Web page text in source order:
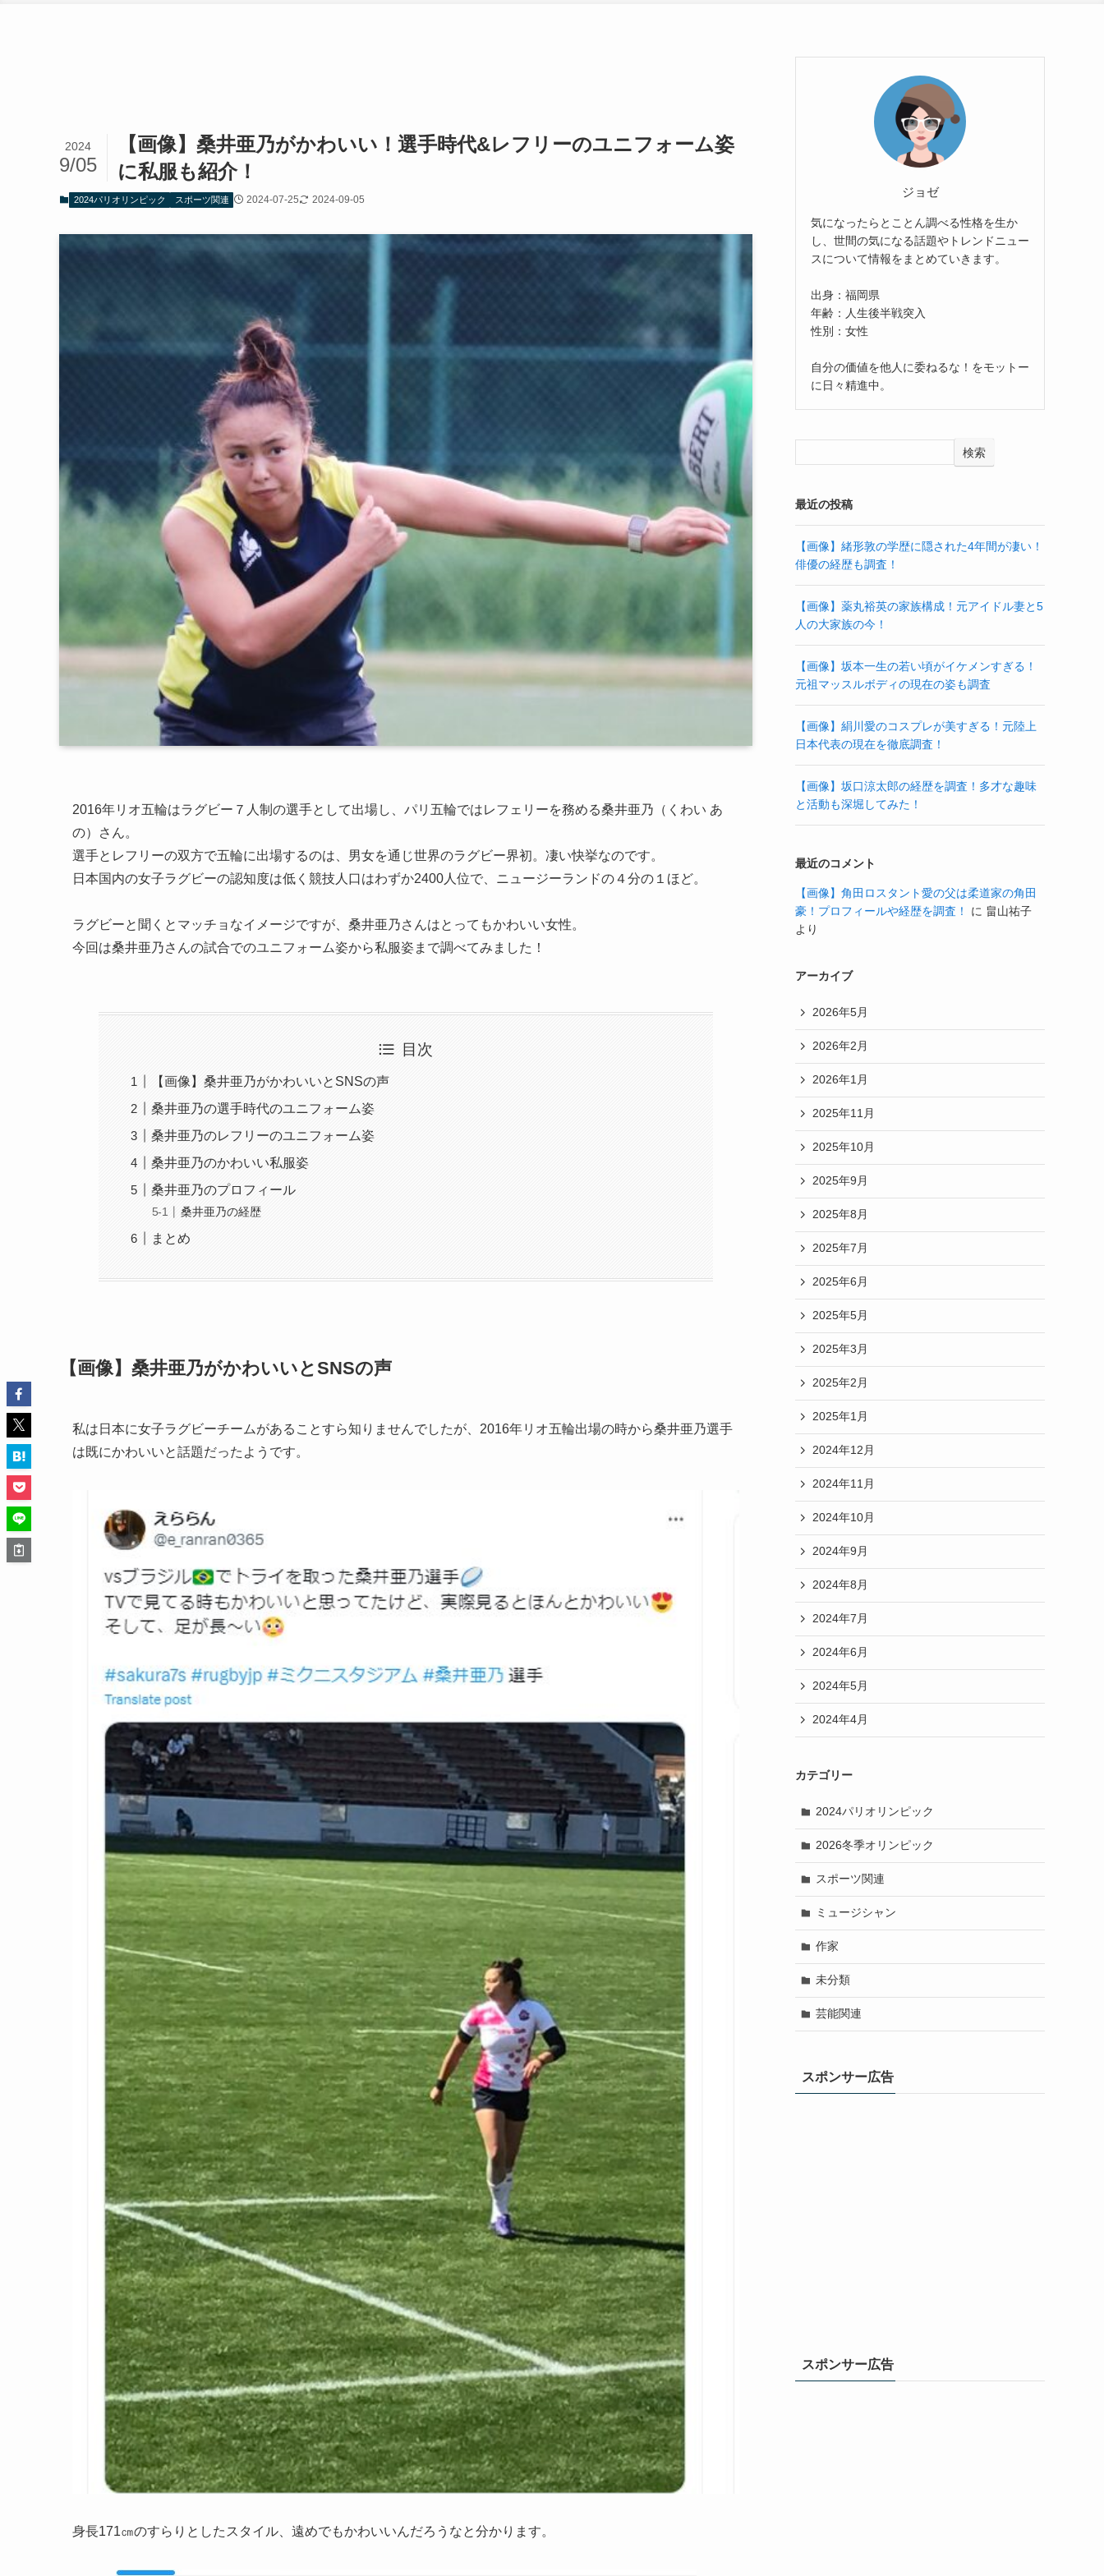
【画像】桑井亜乃がかわいい！選手時代&レフリーのユニフォーム姿
に私服も紹介！
2024
9/05
2024パリオリンピック スポーツ関連 2024-07-25 2024-09-05
2016年リオ五輪はラグビー７人制の選手として出場し、パリ五輪ではレフェリーを務める桑井亜乃（くわい あ
の）さん。
選手とレフリーの双方で五輪に出場するのは、男女を通じ世界のラグビー界初。凄い快挙なのです。
日本国内の女子ラグビーの認知度は低く競技人口はわずか2400人位で、ニュージーランドの４分の１ほど。
ラグビーと聞くとマッチョなイメージですが、桑井亜乃さんはとってもかわいい女性。
今回は桑井亜乃さんの試合でのユニフォーム姿から私服姿まで調べてみました！
目次
【画像】桑井亜乃がかわいいとSNSの声
桑井亜乃の選手時代のユニフォーム姿
桑井亜乃のレフリーのユニフォーム姿
桑井亜乃のかわいい私服姿
桑井亜乃のプロフィール
桑井亜乃の経歴
まとめ
【画像】桑井亜乃がかわいいとSNSの声
私は日本に女子ラグビーチームがあることすら知りませんでしたが、2016年リオ五輪出場の時から桑井亜乃選手
は既にかわいいと話題だったようです。
身長171㎝のすらりとしたスタイル、遠めでもかわいいんだろうなと分かります。
ジョゼ
気になったらとことん調べる性格を生か
し、世間の気になる話題やトレンドニュー
スについて情報をまとめていきます。
出身：福岡県
年齢：人生後半戦突入
性別：女性
自分の価値を他人に委ねるな！をモットー
に日々精進中。
検索
最近の投稿
【画像】緒形敦の学歴に隠された4年間が凄い！
俳優の経歴も調査！
【画像】薬丸裕英の家族構成！元アイドル妻と5
人の大家族の今！
【画像】坂本一生の若い頃がイケメンすぎる！
元祖マッスルボディの現在の姿も調査
【画像】絹川愛のコスプレが美すぎる！元陸上
日本代表の現在を徹底調査！
【画像】坂口涼太郎の経歴を調査！多才な趣味
と活動も深堀してみた！
最近のコメント
【画像】角田ロスタント愛の父は柔道家の角田
豪！プロフィールや経歴を調査！
に 畠山祐子
より
アーカイブ
2026年5月
2026年2月
2026年1月
2025年11月
2025年10月
2025年9月
2025年8月
2025年7月
2025年6月
2025年5月
2025年3月
2025年2月
2025年1月
2024年12月
2024年11月
2024年10月
2024年9月
2024年8月
2024年7月
2024年6月
2024年5月
2024年4月
カテゴリー
2024パリオリンピック
2026冬季オリンピック
スポーツ関連
ミュージシャン
作家
未分類
芸能関連
スポンサー広告
スポンサー広告